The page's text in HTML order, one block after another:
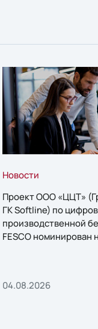
Новости
Проект ООО «ЦЦТ»
ГК Softline) по
производственной
FESCO номинирован
04.08.2026